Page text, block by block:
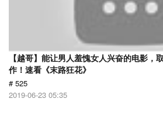
【越哥】能让男人羞愧女人兴奋的电影，
作！速看《末路狂花》
# 525
2019-06-23 05:35